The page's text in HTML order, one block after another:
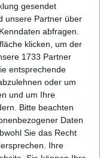
gesendet
unsere Partner über
abfragen.
klicken, um der
1733 Partner
entsprechende
oder um
und um Ihre
Bitte beachten
Daten
Sie das Recht
Ihre
-438,98
-6,87 -4,01 -3,80
-1,10
0,00 0,00
Zahlen
für 2026 geschätzt